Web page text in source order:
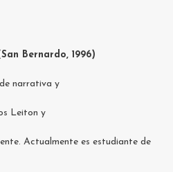
Bernardo, 1996)
narrativa y
Leiton y
Actualmente es estudiante de